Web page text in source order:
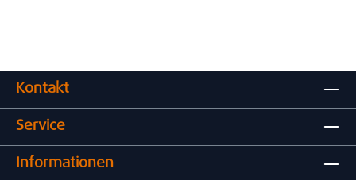
Kontakt
Service
Informationen